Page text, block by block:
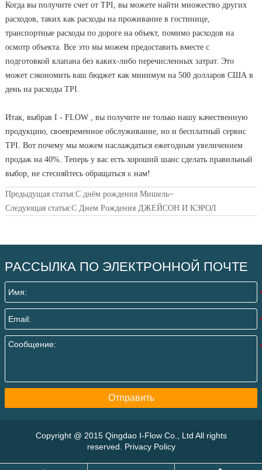
Когда вы получите счет от TPI, вы можете найти множество других
расходов, таких как расходы на проживание в гостинице,
транспортные расходы по дороге на объект, помимо расходов на
осмотр объекта. Все это мы можем предоставить вместе с
подготовкой клапана без каких-либо перечисленных затрат. Это
может сэкономить ваш бюджет как минимум на 500 долларов США в
день на расходы TPI.
Итак, выбрав I - FLOW , вы получите не только нашу качественную
продукцию, своевременное обслуживание, но и бесплатный сервис
TPI. Вот почему мы можем наслаждаться ежегодным увеличением
продаж на 40%. Теперь у вас есть хороший шанс сделать правильный
выбор, не стесняйтесь обращатьсяк нам!
Предыдущая статья:С днём рождения Мишель~
Следующая статья:С Днем Рождения ДЖЕЙСОН И КЭРОЛ
РАССЫЛКА ПО ЭЛЕКТРОННОЙ ПОЧТЕ
Отправить
Copyright @ 2015 Qingdao I-Flow Co., Ltd All rights
reserved. Privacy Policy